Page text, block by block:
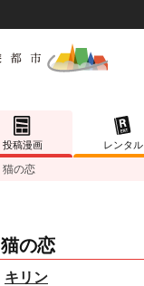
投稿漫画 レンタル
猫の恋
猫の恋
キリン